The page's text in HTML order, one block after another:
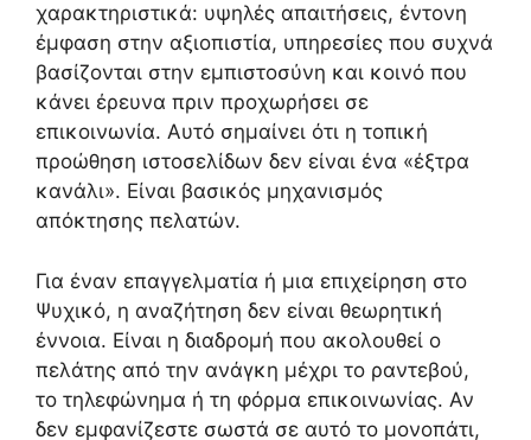
χαρακτηριστικά: υψηλές απαιτήσεις, έντονη
έμφαση στην αξιοπιστία, υπηρεσίες που συχνά
βασίζονται στην εμπιστοσύνη και κοινό που
κάνει έρευνα πριν προχωρήσει σε
επικοινωνία. Αυτό σημαίνει ότι η τοπική
προώθηση ιστοσελίδων δεν είναι ένα «έξτρα
κανάλι». Είναι βασικός μηχανισμός
απόκτησης πελατών.
Για έναν επαγγελματία ή μια επιχείρηση στο
Ψυχικό, η αναζήτηση δεν είναι θεωρητική
έννοια. Είναι η διαδρομή που ακολουθεί ο
πελάτης από την ανάγκη μέχρι το ραντεβού,
το τηλεφώνημα ή τη φόρμα επικοινωνίας. Αν
δεν εμφανίζεστε σωστά σε αυτό το μονοπάτι,